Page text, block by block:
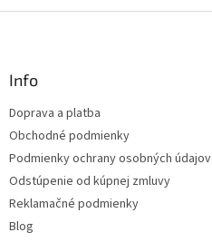
Info
Doprava a platba
Obchodné podmienky
Podmienky ochrany osobných údajov
Odstúpenie od kúpnej zmluvy
Reklamačné podmienky
Blog